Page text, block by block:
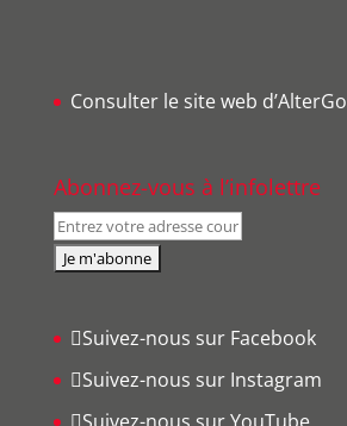
Consulter le site web d’AlterGo
Abonnez-vous à l’infolettre
Suivez-nous sur Facebook
Suivez-nous sur Instagram